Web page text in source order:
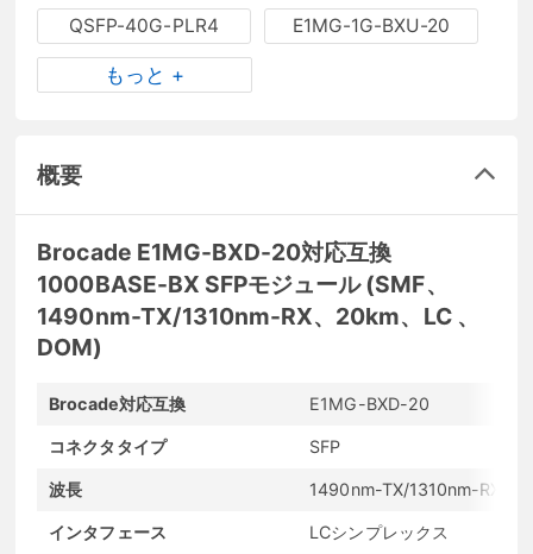
QSFP-40G-PLR4 E1MG-1G-BXU-20
もっと +
概要
Brocade E1MG-BXD-20対応互換
1000BASE-BX SFPモジュール (SMF、
1490nm-TX/1310nm-RX、20km、LC 、
DOM)
Brocade対応互換 E1MG-BXD-20
コネクタタイプ SFP
波長 1490nm-TX/1310nm-RX
インタフェース LCシンプレックス